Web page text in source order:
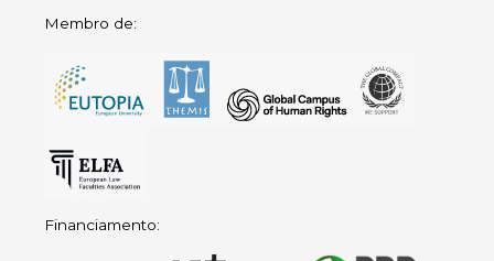
Membro de:
Financiamento: